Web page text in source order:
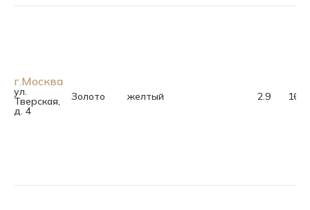
г.Москва
ул.
Тверская,
д. 4
Золото желтый 2.9 16.5